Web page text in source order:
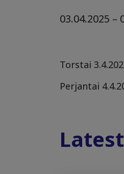
03.04.2025
Torstai
Perjantai